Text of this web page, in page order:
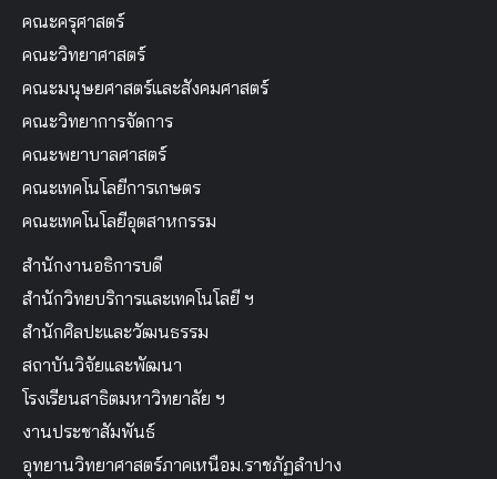
คณะครุศาสตร์
คณะวิทยาศาสตร์
คณะมนุษยศาสตร์และสังคมศาสตร์
คณะวิทยาการจัดการ
คณะพยาบาลศาสตร์
คณะเทคโนโลยีการเกษตร
คณะเทคโนโลยีอุตสาหกรรม
สำนักงานอธิการบดี
สำนักวิทยบริการและเทคโนโลยี ฯ
สำนักศิลปะและวัฒนธรรม
สถาบันวิจัยและพัฒนา
โรงเรียนสาธิตมหาวิทยาลัย ฯ
งานประชาสัมพันธ์
อุทยานวิทยาศาสตร์ภาคเหนือม.ราชภัฏลำปาง